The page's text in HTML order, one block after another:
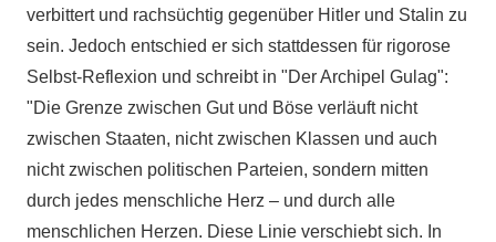
verbittert und rachsüchtig gegenüber Hitler und Stalin zu
sein. Jedoch entschied er sich stattdessen für rigorose
Selbst-Reflexion und schreibt in "Der Archipel Gulag":
"Die Grenze zwischen Gut und Böse verläuft nicht
zwischen Staaten, nicht zwischen Klassen und auch
nicht zwischen politischen Parteien, sondern mitten
durch jedes menschliche Herz – und durch alle
menschlichen Herzen. Diese Linie verschiebt sich. In